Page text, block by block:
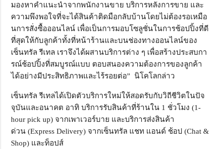
มองหาคำแนะนำจากพนักงานขาย บริการหลังการขาย และ
ความพึงพอใจที่จะได้สินค้าติดมือกลับบ้านโดยไม่ต้องรอเหมือ
นการสั่งซื้อออนไลน์ เพื่อเป็นการมอบโซลูชั่นในการช้อปปิ้งที่ดี
ที่สุดให้กับลูกค้าทั้งที่หน้าร้านและบนช่องทางออนไลน์ของ
เซ็นทรัล รีเทล เราจึงได้ผสานบริการต่าง ๆ เพื่อสร้างประสบกา
รณ์ช้อปปิ้งที่สมบูรณ์แบบ ตอบสนองความต้องการของลูกค้า
ได้อย่างมีประสิทธิภาพและไร้รอยต่อ” นิโคโลกล่าว
เซ็นทรัล รีเทลได้เปิดตัวบริการใหม่ให้สอดรับกับวิถีชีวิตในปัจ
จุบันและอนาคต อาทิ บริการรับสินค้าที่ร้านใน 1 ชั่วโมง (1-
hour pick up) จากเพาเวอร์บาย และบริการส่งสินค้า
ด่วน (Express Delivery) จากเซ็นทรัล แชท แอนด์ ช้อป (Chat &
Shop) และท็อปส์